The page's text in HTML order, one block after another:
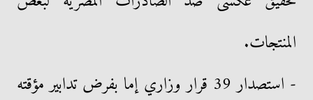
المنتجات.
- استصدار 39 قرار وزاري إما بفرض تدابير مؤقته